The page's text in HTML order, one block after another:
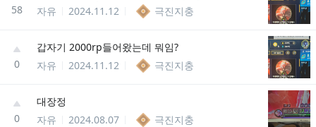
58
자유
2024.11.12 극진지충
0
갑자기 2000rp들어왔는데 뭐임?
자유
2024.11.12 극진지충
0
대장정
자유
2024.08.07 극진지충